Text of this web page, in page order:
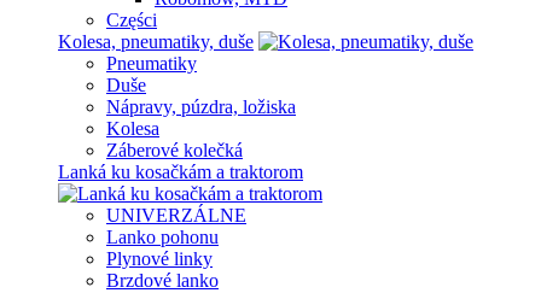
Części
Kolesa, pneumatiky, duše
Pneumatiky
Duše
Nápravy, púzdra, ložiska
Kolesa
Záberové kolečká
Lanká ku kosačkám a traktorom
UNIVERZÁLNE
Lanko pohonu
Plynové linky
Brzdové lanko